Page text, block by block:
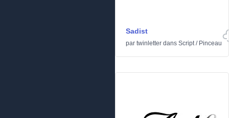
Sadist
par twinletter dans Script/ Pinceau